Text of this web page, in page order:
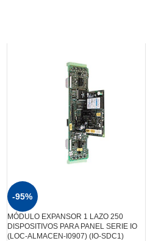
-95%
MÓDULO EXPANSOR 1 LAZO 250
DISPOSITIVOS PARA PANEL SERIE IO
(LOC-ALMACEN-I0907) (IO-SDC1)